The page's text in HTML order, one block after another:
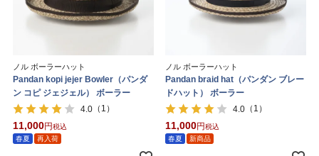
ノル ボーラーハット
Pandan kopi jejer Bowler（パンダ
ン コピ ジェジェル） ボーラー
4.0 （1）
11,000
税込
春夏
再入荷
ノル ボーラーハット
Pandan braid hat（パンダン ブレー
ドハット） ボーラー
4.0 （1）
11,000
税込
春夏
新商品